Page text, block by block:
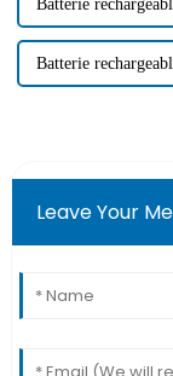
Batterie
Batterie
Leave Your